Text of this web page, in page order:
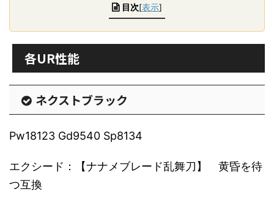
目次[表示]
各UR性能
ネクストブラック
Pw18123 Gd9540 Sp8134
エクシード：【ナナメブレード乱舞刀】 黄昏を待
つ互換